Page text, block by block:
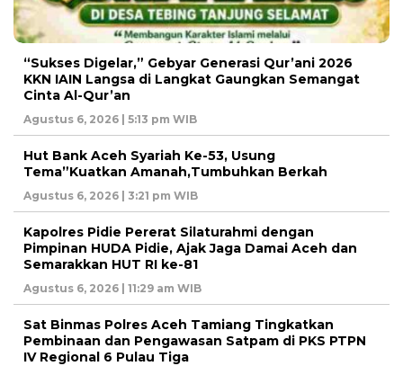
“Sukses Digelar,” Gebyar Generasi Qur’ani 2026
KKN IAIN Langsa di Langkat Gaungkan Semangat
Cinta Al-Qur’an
Agustus 6, 2026 | 5:13 pm WIB
Hut Bank Aceh Syariah Ke-53, Usung
Tema”Kuatkan Amanah,Tumbuhkan Berkah
Agustus 6, 2026 | 3:21 pm WIB
Kapolres Pidie Pererat Silaturahmi dengan
Pimpinan HUDA Pidie, Ajak Jaga Damai Aceh dan
Semarakkan HUT RI ke-81
Agustus 6, 2026 | 11:29 am WIB
Sat Binmas Polres Aceh Tamiang Tingkatkan
Pembinaan dan Pengawasan Satpam di PKS PTPN
IV Regional 6 Pulau Tiga